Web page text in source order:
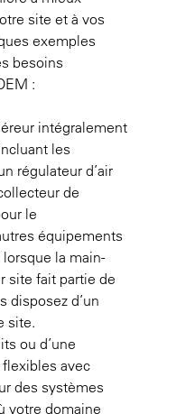
site et à vos
exemples
besoins
:
intégralement
les
régulateur d’air
de
le
équipements
la main-
site fait partie de
disposez d’un
site.
ou d’une
avec
des systèmes
votre domaine